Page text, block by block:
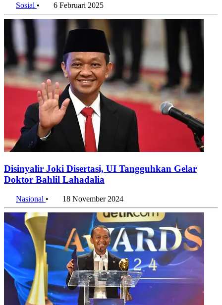
Sosial • 6 Februari 2025
Disinyalir Joki Disertasi, UI Tangguhkan Gelar
Doktor Bahlil Lahadalia
Nasional • 18 November 2024